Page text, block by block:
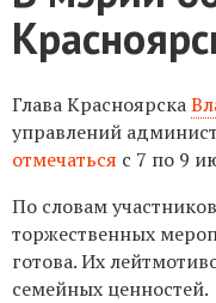
Глава Красноярска
управлений
отмечаться с 7 по 9
По словам
торжественных
готова. Их
семейных ценностей.